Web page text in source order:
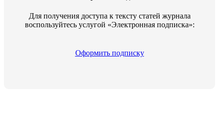
Для получения доступа к тексту статей журнала
воспользуйтесь услугой «Электронная подписка»:
Оформить подписку